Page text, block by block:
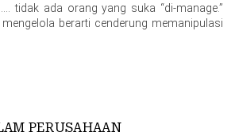
tidak ada orang yang suka “di-manage.”
berarti cenderung memanipulasi
PERUSAHAAN